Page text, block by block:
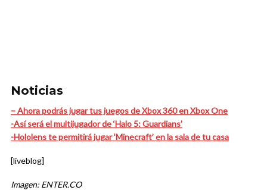
Noticias
– Ahora podrás jugar tus juegos de Xbox 360 en Xbox One
-Así será el multijugador de ‘Halo 5: Guardians’
-Hololens te permitirá jugar ‘Minecraft’ en la sala de tu casa
[liveblog]
Imagen: ENTER.CO